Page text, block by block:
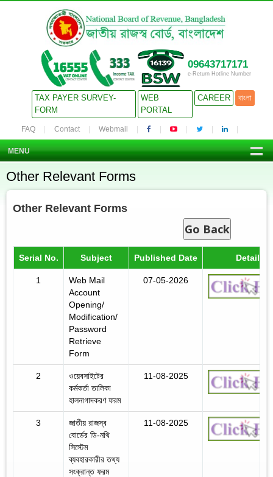
09643717171
e-Return Hotline Number
TAX PAYER SURVEY-
FORM
WEB
PORTAL
CAREER বাংলা
FAQ Contact Webmail
MENU
Other Relevant Forms
Other Relevant Forms
Go Back
Serial No. Subject Published Date Details
1
Web Mail
Account
Opening/
Modification/
Password
Retrieve
Form
07-05-2026
2
ওয়েবসাইটের
কর্মকর্তা তালিকা
হালনাগাদকরণ ফরম
11-08-2025
3
জাতীয় রাজস্ব
বোর্ডের ডি-নথি
সিস্টেম
ব্যবহারকারীর তথ্য
সংক্রান্ত ফরম
11-08-2025